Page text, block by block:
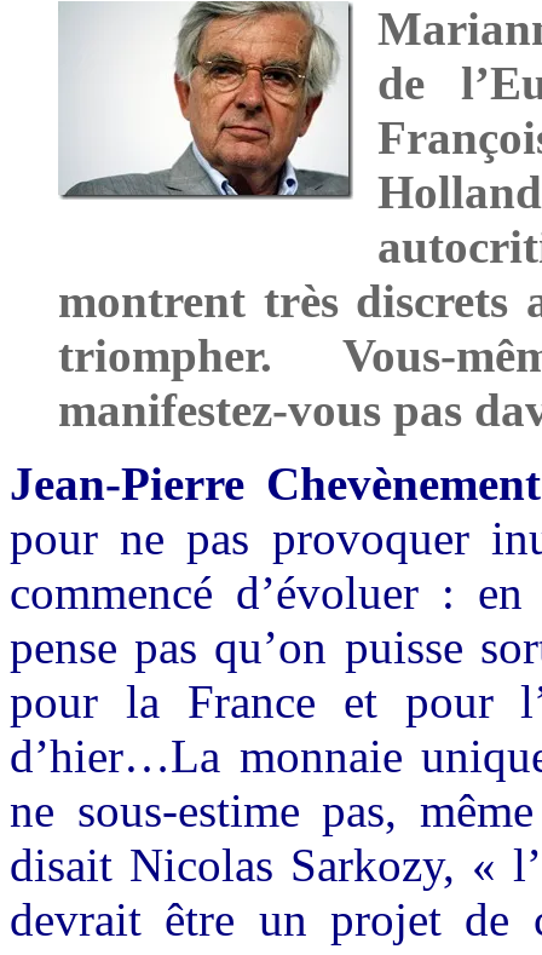
de
montrent très discrets
triompher. Vous-
manifestez-vous pas
Jean-Pierre
pour ne pas provoquer
commencé d’évoluer :
pense pas qu’on puisse
pour la France et pour
d’hier…La monnaie
ne sous-estime pas,
disait Nicolas Sarkozy, «
devrait être un projet de